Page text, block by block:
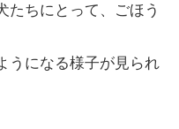
たちにとって、ごほう
うになる様子が見られ